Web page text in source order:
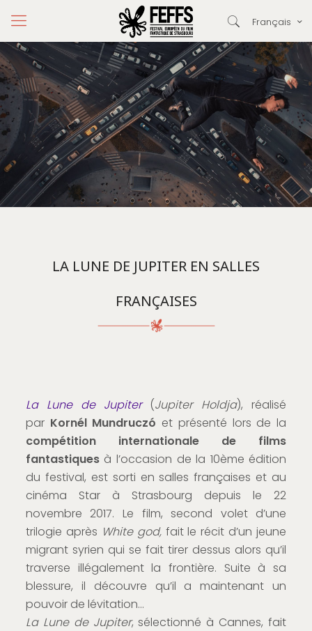
Français
LA LUNE DE JUPITER EN SALLES
FRANÇAISES
La Lune de Jupiter (Jupiter Holdja), réalisé
par Kornél Mundruczó et présenté lors de la
compétition internationale de films
fantastiquesà l’occasion de la 10ème édition
du festival, est sorti en salles françaises et au
cinéma Star à Strasbourg depuis le 22
novembre 2017. Le film, second volet d’une
trilogie après White god,fait le récit d’un jeune
migrant syrien qui se fait tirer dessus alors qu’il
traverse illégalement la frontière. Suite à sa
blessure, il découvre qu’il a maintenant un
pouvoir de lévitation…
La Lune de Jupiter, sélectionné à Cannes, fait